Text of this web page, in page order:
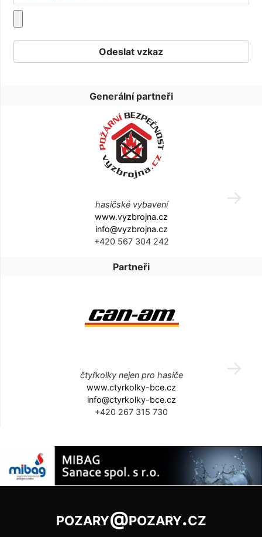
Generální partneři
hasičské vybavení
www.vyzbrojna.cz
info@vyzbrojna.cz
+420 567 304 242
Partneři
čtyřkolky nejen pro hasiče
www.ctyrkolky-bce.cz
info@ctyrkolky-bce.cz
+420 267 315 730
pozary@pozary.cz